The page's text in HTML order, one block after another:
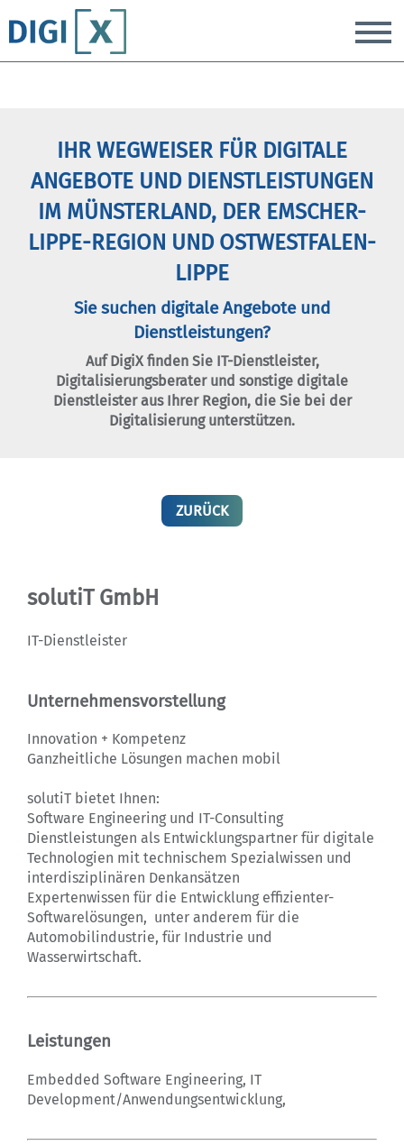
IHR WEGWEISER FÜR DIGITALE
ANGEBOTE UND DIENSTLEISTUNGEN
IM MÜNSTERLAND, DER EMSCHER-
LIPPE-REGION UND OSTWESTFALEN-
LIPPE
Sie suchen digitale Angebote und
Dienstleistungen?
Auf DigiX finden Sie IT-Dienstleister,
Digitalisierungsberater und sonstige digitale
Dienstleister aus Ihrer Region, die Sie bei der
Digitalisierung unterstützen.
ZURÜCK
solutiT GmbH
IT-Dienstleister
Unternehmensvorstellung
Innovation + Kompetenz
Ganzheitliche Lösungen machen mobil
solutiT bietet Ihnen:
Software Engineering und IT-Consulting
Dienstleistungen als Entwicklungspartner für digitale
Technologien mit technischem Spezialwissen und
interdisziplinären Denkansätzen
Expertenwissen für die Entwicklung effizienter-
Softwarelösungen, unter anderem für die
Automobilindustrie, für Industrie und
Wasserwirtschaft.
Leistungen
Embedded Software Engineering, IT
Development/Anwendungsentwicklung,